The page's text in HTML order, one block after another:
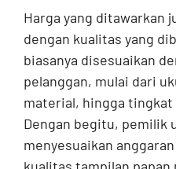
Harga yang ditawarkan
dengan kualitas yang
biasanya disesuaikan
pelanggan, mulai dari
material, hingga
Dengan begitu, pemilik
menyesuaikan